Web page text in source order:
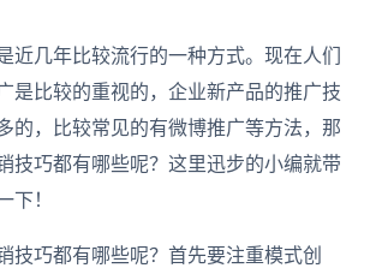
近几年比较流行的一种方式。现在人们
是比较的重视的，企业新产品的推广技
的，比较常见的有微博推广等方法，那
技巧都有哪些呢？这里迅步的小编就带
下！
技巧都有哪些呢？首先要注重模式创